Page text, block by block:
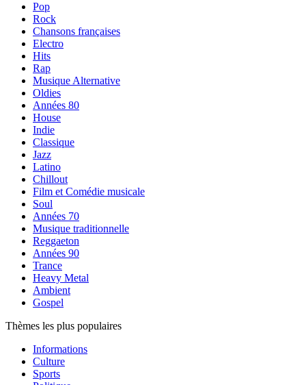
Pop
Rock
Chansons françaises
Electro
Hits
Rap
Musique Alternative
Oldies
Années 80
House
Indie
Classique
Jazz
Latino
Chillout
Film et Comédie musicale
Soul
Années 70
Musique traditionnelle
Reggaeton
Années 90
Trance
Heavy Metal
Ambient
Gospel
Thèmes les plus populaires
Informations
Culture
Sports